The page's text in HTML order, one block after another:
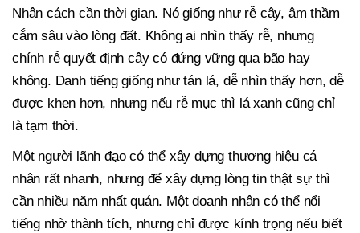
Nhân cách cần thời gian. Nó giống như rễ cây, âm thầm
cắm sâu vào lòng đất. Không ai nhìn thấy rễ, nhưng
chính rễ quyết định cây có đứng vững qua bão hay
không. Danh tiếng giống như tán lá, dễ nhìn thấy hơn, dễ
được khen hơn, nhưng nếu rễ mục thì lá xanh cũng chỉ
là tạm thời.
Một người lãnh đạo có thể xây dựng thương hiệu cá
nhân rất nhanh, nhưng để xây dựng lòng tin thật sự thì
cần nhiều năm nhất quán. Một doanh nhân có thể nổi
tiếng nhờ thành tích, nhưng chỉ được kính trọng nếu biết